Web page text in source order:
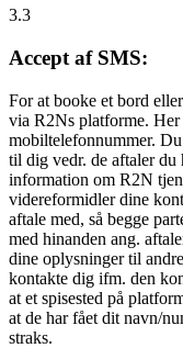
3.3
Accept af SMS:
For at booke et bord
via R2Ns platforme.
mobiltelefonnummer.
til dig vedr. de aftaler du
information om R2N
videreformidler dine
aftale med, så begge
med hinanden ang.
dine oplysninger til
kontakte dig ifm. den
at et spisested på
at de har fået dit navn/
straks.